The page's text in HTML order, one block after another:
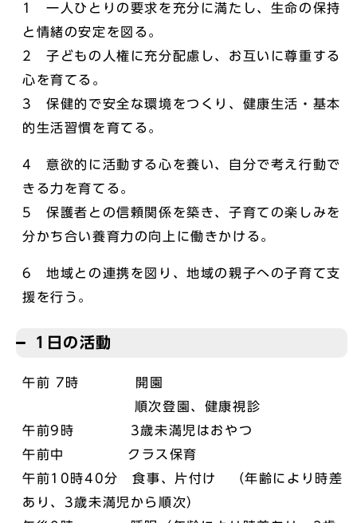
1 一人ひとりの要求を充分に満たし、生命の保持
と情緒の安定を図る。
2 子どもの人権に充分配慮し、お互いに尊重する
心を育てる。
3 保健的で安全な環境をつくり、健康生活・基本
的生活習慣を育てる。
4 意欲的に活動する心を養い、自分で考え行動で
きる力を育てる。
5 保護者との信頼関係を築き、子育ての楽しみを
分かち合い養育力の向上に働きかける。
6 地域との連携を図り、地域の親子への子育て支
援を行う。
1日の活動
午前 7時 開園
順次登園、健康視診
午前9時 3歳未満児はおやつ
午前中 クラス保育
午前10時40分 食事、片付け （年齢により時差
あり、3歳未満児から順次）